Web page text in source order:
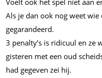
Voelt ook het spel niet aan
Als je dan ook nog weet wie
gegarandeerd.
3 penalty’s is ridicuul en ze
gisteren met een oud
had gegeven zei hij.